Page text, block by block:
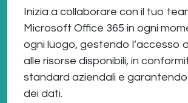
Inizia a collaborare con il tuo
Microsoft Office 365 in ogni
ogni luogo, gestendo l’accesso
alle risorse disponibili, in
standard aziendali e
dei dati.